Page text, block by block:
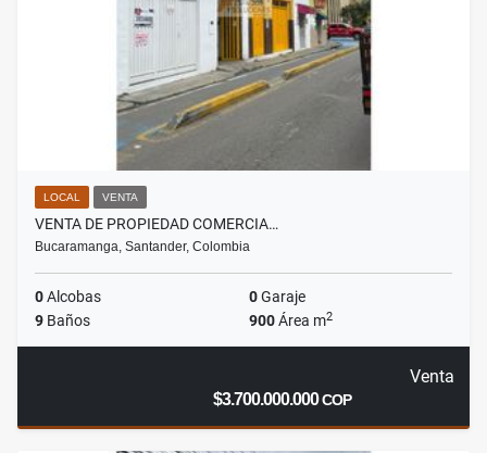
LOCAL VENTA
VENTA DE PROPIEDAD COMERCIA…
Bucaramanga, Santander, Colombia
0Alcobas 0Garaje
9 Baños 900Área m2
Venta
$3.700.000.000COP